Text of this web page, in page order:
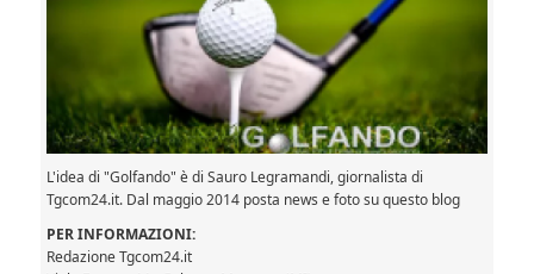
L'idea di "Golfando" è di Sauro Legramandi, giornalista di
Tgcom24.it. Dal maggio 2014 posta news e foto su questo blog
PER INFORMAZIONI:
Redazione Tgcom24.it